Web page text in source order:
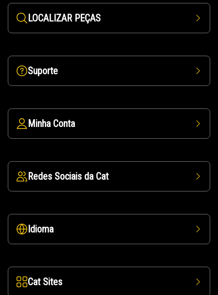
LOCALIZAR PEÇAS
Suporte
Minha Conta
Redes Sociais da Cat
Idioma
Cat Sites